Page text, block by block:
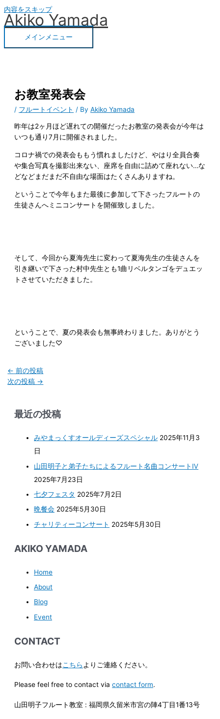
内容をスキップ
Akiko Yamada
メインメニュー
お教室発表会
/ フルートイベント / ByAkiko Yamada
昨年は2ヶ月ほど遅れての開催だったお教室の発表会が今年は
いつも通り7月に開催されました。
コロナ禍での発表会ももう慣れましたけど、やはり全員合奏
や集合写真を撮影出来ない、座席を自由に詰めて座れない…な
どなどまだまだ不自由な場面はたくさんありますね。
ということで今年もまた最後に参加して下さったフルートの
生徒さんへミニコンサートを開催致しました。
そして、今回から夏海先生に変わって夏海先生の生徒さんを
引き継いで下さった村中先生とも1曲リベルタンゴをデュエッ
トさせていただきました。
ということで、夏の発表会も無事終わりました。ありがとう
ございました♡
← 前の投稿
次の投稿 →
最近の投稿
みやまっくすオールディーズスペシャル 2025年11月3
日
山田明子と弟子たちによるフルート名曲コンサートⅣ
2025年7月23日
七夕フェスタ 2025年7月2日
晩餐会 2025年5月30日
チャリティーコンサート 2025年5月30日
AKIKO YAMADA
Home
About
Blog
Event
CONTACT
お問い合わせはこちら よりご連絡ください。
Please feel free to contact viacontact form.
山田明子フルート教室 : 福岡県久留米市宮の陣4丁目1番13号